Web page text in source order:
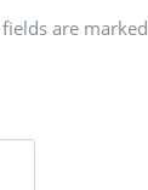
are marked